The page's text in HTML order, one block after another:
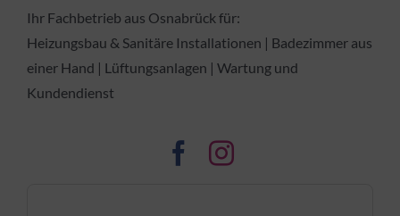
Ihr Fachbetrieb aus Osnabrück für:
Heizungsbau & Sanitäre Installationen | Badezimmer aus
einer Hand | Lüftungsanlagen | Wartung und
Kundendienst